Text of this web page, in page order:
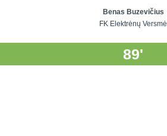
Benas Buzevičius
FK Elektrėnų Versmė
89'